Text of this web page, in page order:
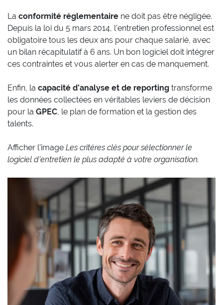
La conformité réglementaire ne doit pas être négligée.
Depuis la loi du 5 mars 2014, l’entretien professionnel est
obligatoire tous les deux ans pour chaque salarié, avec
un bilan récapitulatif à 6 ans. Un bon logiciel doit intégrer
ces contraintes et vous alerter en cas de manquement.
Enfin, la capacité d’analyse et de reporting transforme
les données collectées en véritables leviers de décision
pour la GPEC, le plan de formation et la gestion des
talents.
Afficher l’image Les critères clés pour sélectionner le
logiciel d’entretien le plus adapté à votre organisation.